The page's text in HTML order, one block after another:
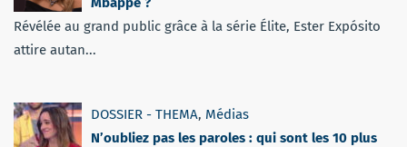
Révélée au grand public grâce à la série Élite, Ester Expósito
attire autan...
DOSSIER - THEMA, Médias
N’oubliez pas les paroles : qui sont les 10 plus